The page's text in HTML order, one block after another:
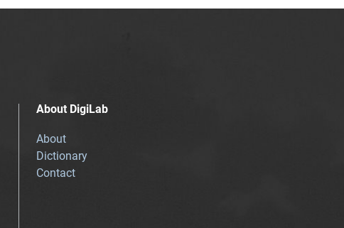
About DigiLab
About
Dictionary
Contact